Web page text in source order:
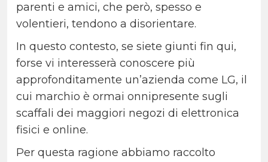
parenti e amici, che però, spesso e
volentieri, tendono a disorientare.
In questo contesto, se siete giunti fin qui,
forse vi interesserà conoscere più
approfonditamente un’azienda come LG, il
cui marchio è ormai onnipresente sugli
scaffali dei maggiori negozi di elettronica
fisici e online.
Per questa ragione abbiamo raccolto